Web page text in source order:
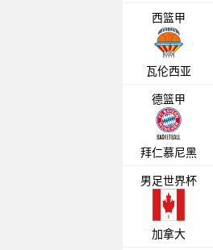
西篮甲
瓦伦西亚
德篮甲
拜仁慕尼黑
男足世界杯
加拿大